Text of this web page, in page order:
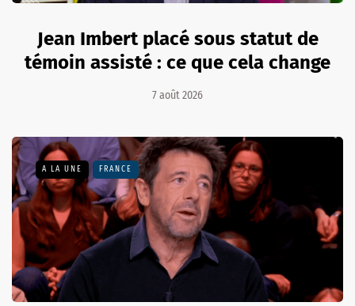
Jean Imbert placé sous statut de
témoin assisté : ce que cela change
7 août 2026
A LA UNE FRANCE